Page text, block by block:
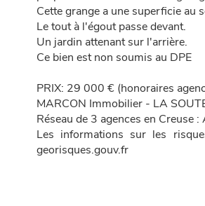
Cette grange a une superficie au
Le tout à l'égout passe devant.
Un jardin attenant sur l'arrière.
Ce bien est non soumis au DPE
PRIX: 29 000 € (honoraires
MARCON Immobilier - LA
Réseau de 3 agences en Creuse
Les informations sur les
georisques.gouv.fr